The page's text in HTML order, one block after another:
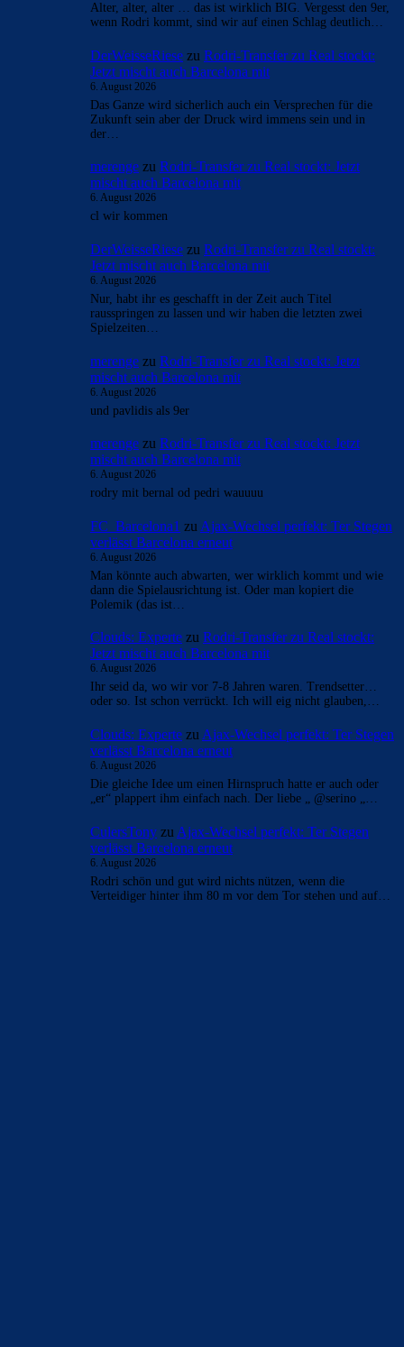
Alter, alter, alter … das ist wirklich BIG. Vergesst den 9er,
wenn Rodri kommt, sind wir auf einen Schlag deutlich…
DerWeisseRiese zu Rodri-Transfer zu Real stockt:
Jetzt mischt auch Barcelona mit
6. August 2026
Das Ganze wird sicherlich auch ein Versprechen für die
Zukunft sein aber der Druck wird immens sein und in
der…
merenge zu Rodri-Transfer zu Real stockt: Jetzt
mischt auch Barcelona mit
6. August 2026
cl wir kommen
DerWeisseRiese zu Rodri-Transfer zu Real stockt:
Jetzt mischt auch Barcelona mit
6. August 2026
Nur, habt ihr es geschafft in der Zeit auch Titel
rausspringen zu lassen und wir haben die letzten zwei
Spielzeiten…
merenge zu Rodri-Transfer zu Real stockt: Jetzt
mischt auch Barcelona mit
6. August 2026
und pavlidis als 9er
merenge zu Rodri-Transfer zu Real stockt: Jetzt
mischt auch Barcelona mit
6. August 2026
rodry mit bernal od pedri wauuuu
FC_Barcelona1 zu Ajax-Wechsel perfekt: Ter Stegen
verlässt Barcelona erneut
6. August 2026
Man könnte auch abwarten, wer wirklich kommt und wie
dann die Spielausrichtung ist. Oder man kopiert die
Polemik (das ist…
Clouds: Experte zu Rodri-Transfer zu Real stockt:
Jetzt mischt auch Barcelona mit
6. August 2026
Ihr seid da, wo wir vor 7-8 Jahren waren. Trendsetter…
oder so. Ist schon verrückt. Ich will eig nicht glauben,…
Clouds: Experte zu Ajax-Wechsel perfekt: Ter Stegen
verlässt Barcelona erneut
6. August 2026
Die gleiche Idee um einen Hirnspruch hatte er auch oder
„er“ plappert ihm einfach nach. Der liebe „ @serino „…
CulersTony zu Ajax-Wechsel perfekt: Ter Stegen
verlässt Barcelona erneut
6. August 2026
Rodri schön und gut wird nichts nützen, wenn die
Verteidiger hinter ihm 80 m vor dem Tor stehen und auf…